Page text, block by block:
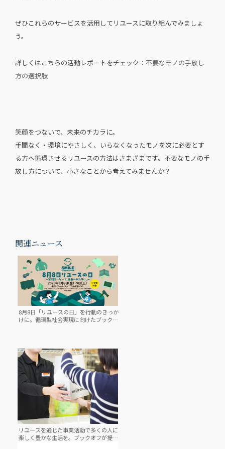
ぜひこれらのサービスを活用してリユースに取り組んでみましょ
う。
詳しくはこちらの活動レポートをチェック： 不要なモノの手放し
方の選択肢
笑顔をつないで、未来のチカラに。
手間なく・環境にやさしく、いらなくなったモノを次に必要とす
る方へ循環させるリユースの方法はさまざまです。不要なモノの手
放し方について、小さなことから考えてみませんか？
関連ニュース
8月8日「リユースの日」を行動のきっか
けに。循環型社会実現に向けたブックオ
リユースを通じた事業活動で多くの人に
楽しく豊かな生活を。ブックオフが提供